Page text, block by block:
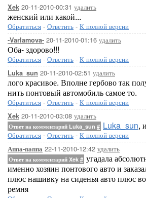
Xek 20-11-2010-00:31 удалить
женский или какой...
Обратиться - Ответить - К полной версии
-Varlamova- 20-11-2010-01:16 удалить
Оба- здорово!!!
Обратиться - Ответить - К полной версии
Luka_sun 20-11-2010-02:51 удалить
лого красивое. Вполне гербово так
нить понтовый автомобиль самое то.
Обратиться - Ответить - К полной версии
Xek 20-11-2010-03:08 удалить
Ответ на комментарий Luka_sun # Luka_sun,
Обратиться - Ответить - К полной версии
Аппа-паппа 22-11-2010-12:42 удалить
Ответ на комментарий Xek # угадала
именно хозяин понтового авто и
плюс нашивку на сиденья авто плюс
ремня